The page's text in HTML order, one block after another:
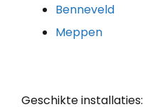
Benneveld
Meppen
Geschikte installaties: